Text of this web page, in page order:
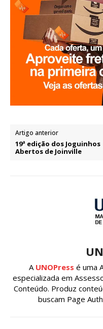
Artigo anterior
19ª edição dos Joguinhos
Abertos de Joinville
A UNOPress é uma
especializada em
Conteúdo. Produz
buscam Page